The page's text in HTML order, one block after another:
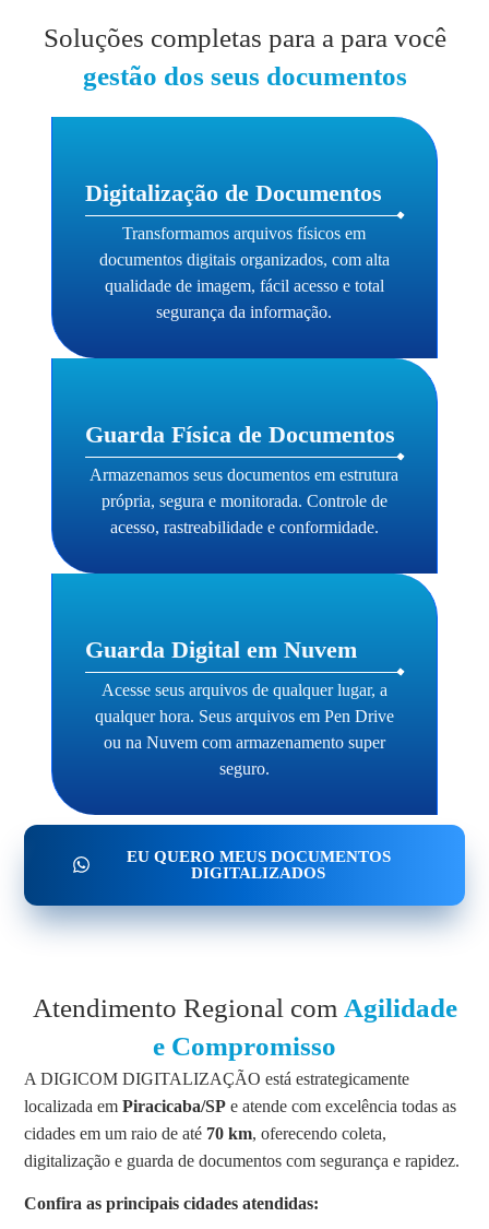
Soluções completas para a para você
gestão dos seus documentos
Digitalização de Documentos
Transformamos arquivos físicos em
documentos digitais organizados, com alta
qualidade de imagem, fácil acesso e total
segurança da informação.
Guarda Física de Documentos
Armazenamos seus documentos em estrutura
própria, segura e monitorada. Controle de
acesso, rastreabilidade e conformidade.
Guarda Digital em Nuvem
Acesse seus arquivos de qualquer lugar, a
qualquer hora. Seus arquivos em Pen Drive
ou na Nuvem com armazenamento super
seguro.
EU QUERO MEUS DOCUMENTOS
DIGITALIZADOS
Atendimento Regional com Agilidade
e Compromisso
A DIGICOM DIGITALIZAÇÃO está estrategicamente
localizada emPiracicaba/SP e atende com excelência todas as
cidades em um raio de até 70 km, oferecendo coleta,
digitalização e guarda de documentos com segurança e rapidez.
Confira as principais cidades atendidas: